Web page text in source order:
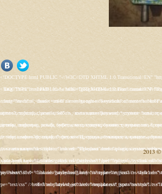
<!DOCTYPE html PUBLIC "-//W3C//DTD XHTML 1.0 Transitional//EN" "http://www.w3.org/TR/xhtml1/DTD/xhtml1-transitional.dtd"> <html xmlns="http://www.w3.org/1999/xhtml" xml:lang="ru-ru" lang="ru-ru" > <head> <meta name="google-site-verification" content="4vFPaFr8_T0N5uYcY4vh3M1DtIkbIJH6yDV7_NDqfJc" /> <base href="http://antik.1kzn.ru/" /> <meta http-equiv="content-type" content="text/html; charset=utf-8" /> <meta name="keywords" content="каталог антиквариат, часы продажа, старинные часы, напольные часы, настенные часы, каминные часы, мебель, старинные люстры, картины, торшеры, резьба, мебель, коллекционирование, чугунное литьё, предметы старины, реставрация, интерьер, модерн, классицизм, кресло, диван, мозаика, гарнитур, дуб, зеркало, светильник, канделябр, шифоньер, шкаф, буфет, комод, сундук, букинист, жирандоль, бронза" /> <meta name="rights" content="Продажа антиквариата http://antik.1kzn.ru" /> <meta name="author" content="Super User" /> <meta name="description" content="Продажа антиквариата, каталог антиквариата." /> <meta name="generator" content="Joomla! - Open Source Content Management" /> <title>Каталог антиквариата - Продажа антиквариата </title> <link rel="stylesheet" href="/plugins/system/rokbox/assets/styles/rokbox.css" type="text/css" /> <link rel="stylesheet" href="/libraries/gantry/css/grid-12.css" type="text/css" /> <link rel="stylesheet" href="/libraries/gantry/css/gantry.css" type="text/css" /> <link rel="stylesheet" href="/libraries/gantry/css/joomla.css" type="text/css" /> <link rel="stylesheet" href="/templates/rt_juxta/css/joomla.css" type="text/css" /> <link rel="stylesheet" href="/templates/rt_juxta/css/style1.css" type="text/css" /> <link rel="stylesheet" href="/templates/rt_juxta/css/demo-styles.css" type="text/css" /> <link rel="stylesheet" href="/templates/rt_juxta/css/template.css" type="text/css" /> <link rel="stylesheet" href="/templates/rt_juxta/css/template-firefox.css" type="text/css" /> <link rel="stylesheet" href="/templates/rt_juxta/css/typography.css" type="text/css" /> <link rel="stylesheet" href="/templates/rt_juxta/css/backgrounds.css" type="text/css" /> <link rel="stylesheet" href="/templates/rt_juxta/css/fusionmenu.css" type="text/css" /> <link rel="stylesheet" href="/modules/mod_roknewspager/themes/light/roknewspager.css" type="text/css" /> <style type="text/css"> #rt-main-surround ul.menu li.active > a, #rt-main-surround ul.menu li.active > .separator, #rt-main-surround ul.menu li.active > .item, #rt-main-surround .square4 ul.menu li:hover > a, #rt-main-surround .square4 ul.menu li:hover > .item, #rt-main-surround .square4 ul.menu li:hover > .separator, .roktabs-links ul li.active span, .menutop li:hover > .item, .menutop li.f-menuparent-itemfocus .item, .menutop li.active > .item {color:#660000;} a, .button, #rt-main-surround ul.menu a:hover, #rt-main-surround ul.menu .separator:hover, #rt-main-surround ul.menu .item:hover, .title1 .module-title .title, #rt-main .item_add:link, #rt-main
<!DOCTYPE html PUBLIC "-//W3C//DTD XHTML 1.0 Transitional//EN" "http://www.w3.org/TR/xhtml1/DTD/xhtml1-transitional.dtd"> <html xmlns="http://www.w3.org/1999/xhtml" xml:lang="ru-ru" lang="ru-ru" > <head> <meta name="google-site-verification" content="4vFPaFr8_T0N5uYcY4vh3M1DtIkbIJH6yDV7_NDqfJc" /> <base href="http://antik.1kzn.ru/" /> <meta http-equiv="content-type" content="text/html; charset=utf-8" /> <meta name="keywords" content="каталог антиквариат, часы продажа, старинные часы, напольные часы, настенные часы, каминные часы, мебель, старинные люстры, картины, торшеры, резьба, мебель, коллекционирование, чугунное литьё, предметы старины, реставрация, интерьер, модерн, классицизм, кресло, диван, мозаика, гарнитур, дуб, зеркало, светильник, канделябр, шифоньер, шкаф, буфет, комод, сундук, букинист, жирандоль, бронза" /> <meta name="rights" content="Продажа антиквариата http://antik.1kzn.ru" /> <meta name="author" content="Super User" /> <meta name="description" content="Продажа антиквариата, каталог антиквариата." /> <meta name="generator" content="Joomla! - Open Source Content Management" /> <title>Каталог антиквариата - Продажа антиквариата </title> <link rel="stylesheet" href="/plugins/system/rokbox/assets/styles/rokbox.css" type="text/css" /> <link rel="stylesheet" href="/libraries/gantry/css/grid-12.css" type="text/css" /> <link rel="stylesheet" href="/libraries/gantry/css/gantry.css" type="text/css" /> <link rel="stylesheet" href="/libraries/gantry/css/joomla.css" type="text/css" /> <link rel="stylesheet" href="/templates/rt_juxta/css/joomla.css" type="text/css" /> <link rel="stylesheet" href="/templates/rt_juxta/css/style1.css" type="text/css" /> <link rel="stylesheet" href="/templates/rt_juxta/css/demo-styles.css" type="text/css" /> <link rel="stylesheet" href="/templates/rt_juxta/css/template.css" type="text/css" /> <link rel="stylesheet" href="/templates/rt_juxta/css/template-firefox.css" type="text/css" /> <link rel="stylesheet" href="/templates/rt_juxta/css/typography.css" type="text/css" /> <link rel="stylesheet" href="/templates/rt_juxta/css/backgrounds.css" type="text/css" /> <link rel="stylesheet" href="/templates/rt_juxta/css/fusionmenu.css" type="text/css" /> <link rel="stylesheet" href="/modules/mod_roknewspager/themes/light/roknewspager.css" type="text/css" /> <style type="text/css"> #rt-main-surround ul.menu li.active > a, #rt-main-surround ul.menu li.active > .separator, #rt-main-surround ul.menu li.active > .item, #rt-main-surround .square4 ul.menu li:hover > a, #rt-main-surround .square4 ul.menu li:hover > .item, #rt-main-surround .square4 ul.menu li:hover > .separator, .roktabs-links ul li.active span, .menutop li:hover > .item, .menutop li.f-menuparent-itemfocus .item, .menutop li.active > .item {color:#660000;} a, .button, #rt-main-surround ul.menu a:hover, #rt-main-surround ul.menu .separator:hover, #rt-main-surround ul.menu .item:hover, .title1 .module-title .title, #rt-main .item_add:link, #rt-main
2013